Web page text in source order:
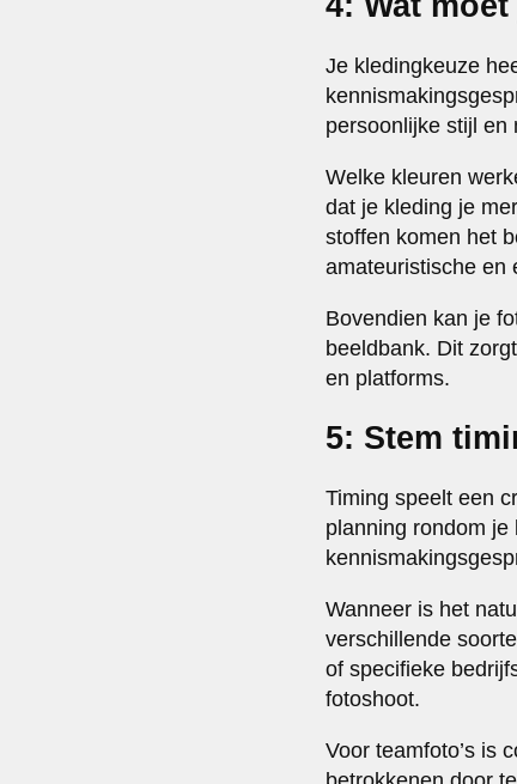
Je kledingkeuze
persoonlijke stijl en
Welke kleuren
dat je kleding je
stoffen komen het
amateuristische en
Bovendien kan je
beeldbank. Dit
en platforms.
5: Stem
Timing speelt een
planning rondom
Wanneer is het
verschillende
of specifieke
fotoshoot.
Voor teamfoto’s is